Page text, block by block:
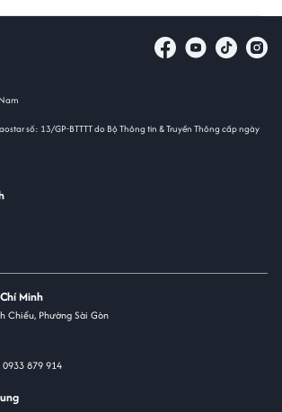
số: 13/GP-BTTTT do Bộ Thông tin & Truyền Thông cấp ngày
Minh
Chiểu, Phường Sài Gòn
0933 879 914